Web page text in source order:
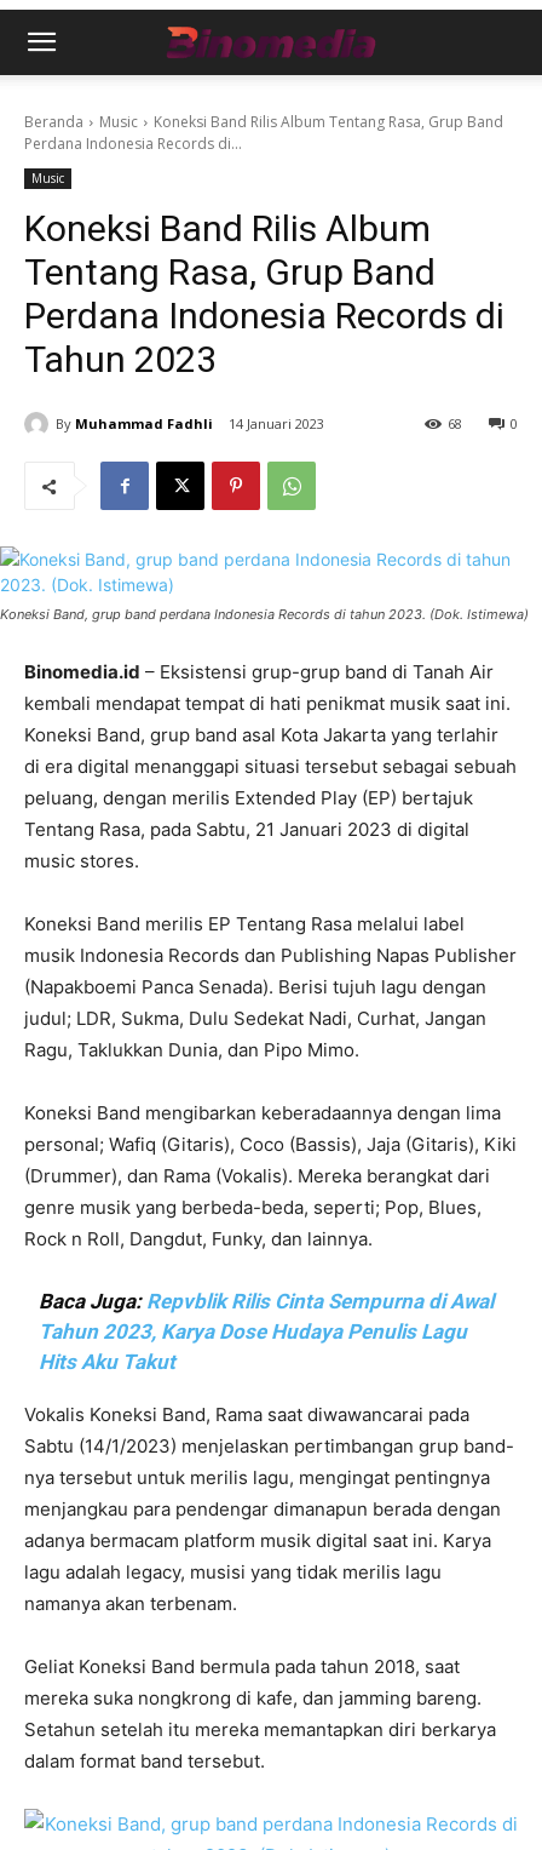
Beranda Music
Koneksi Band Rilis Album Tentang Rasa, Grup Band
Perdana Indonesia Records di...
Music
Koneksi Band Rilis Album
Tentang Rasa, Grup Band
Perdana Indonesia Records di
Tahun 2023
By Muhammad Fadhli 14 Januari 2023 0
68
Koneksi Band, grup band perdana Indonesia Records di tahun 2023. (Dok. Istimewa)
Binomedia.id – Eksistensi grup-grup band di Tanah Air
kembali mendapat tempat di hati penikmat musik saat ini.
Koneksi Band, grup band asal Kota Jakarta yang terlahir
di era digital menanggapi situasi tersebut sebagai sebuah
peluang, dengan merilis Extended Play (EP) bertajuk
Tentang Rasa, pada Sabtu, 21 Januari 2023 di digital
music stores.
Koneksi Band merilis EP Tentang Rasa melalui label
musik Indonesia Records dan Publishing Napas Publisher
(Napakboemi Panca Senada). Berisi tujuh lagu dengan
judul; LDR, Sukma, Dulu Sedekat Nadi, Curhat, Jangan
Ragu, Taklukkan Dunia, dan Pipo Mimo.
Koneksi Band mengibarkan keberadaannya dengan lima
personal; Wafiq (Gitaris), Coco (Bassis), Jaja (Gitaris), Kiki
(Drummer), dan Rama (Vokalis). Mereka berangkat dari
genre musik yang berbeda-beda, seperti; Pop, Blues,
Rock n Roll, Dangdut, Funky, dan lainnya.
Baca Juga: Repvblik Rilis Cinta Sempurna di Awal
Tahun 2023, Karya Dose Hudaya Penulis Lagu
Hits Aku Takut
Vokalis Koneksi Band, Rama saat diwawancarai pada
Sabtu (14/1/2023) menjelaskan pertimbangan grup band-
nya tersebut untuk merilis lagu, mengingat pentingnya
menjangkau para pendengar dimanapun berada dengan
adanya bermacam platform musik digital saat ini. Karya
lagu adalah legacy, musisi yang tidak merilis lagu
namanya akan terbenam.
Geliat Koneksi Band bermula pada tahun 2018, saat
mereka suka nongkrong di kafe, dan jamming bareng.
Setahun setelah itu mereka memantapkan diri berkarya
dalam format band tersebut.